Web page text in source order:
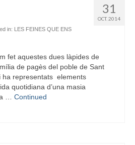
31
OCT. 2014
in: LES FEINES QUE ENS
fet aquestes dues làpides de
de pagès del poble de Sant
ha representats elements
quotidiana d’una masia
… Continued